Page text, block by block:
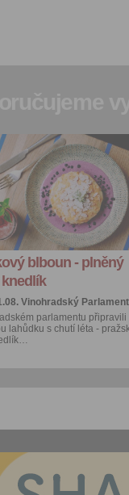
blboun - plněný
Vinohradský Parlament
parlamentu připravili
lahůdku s chutí léta -
Přidat do
Sdílet:
do
pro